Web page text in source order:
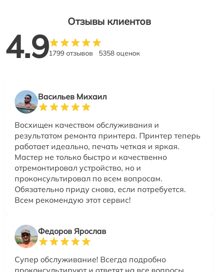
Отзывы клиентов
4.91799 отзывов 5358 оценок
Васильев Михаил
Восхищен качеством обслуживания и
результатом ремонта принтера. Принтер теперь
работает идеально, печать четкая и яркая.
Мастер не только быстро и качественно
отремонтировал устройство, но и
проконсультировал по всем вопросам.
Обязательно приду снова, если потребуется.
Всем рекомендую этот сервис!
Федоров Ярослав
Супер обслуживание! Всегда подробно